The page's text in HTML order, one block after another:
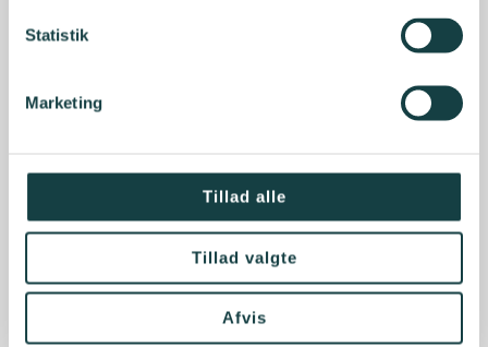
Statistik
Marketing
Tillad alle
Tillad valgte
Afvis